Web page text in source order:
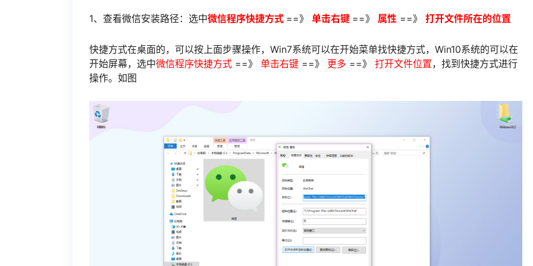
1、查看微信安装路径：选中微信程序快捷方式 ==》 单击右键 ==》 属性 ==》 打开文件所在的位置
快捷方式在桌面的，可以按上面步骤操作，Win7系统可以在开始菜单找快捷方式，Win10系统的可以在
开始屏幕，选中微信程序快捷方式 ==》 单击右键 ==》 更多 ==》 打开文件位置，找到快捷方式进行
操作。如图